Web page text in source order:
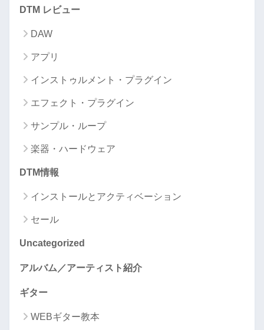
DTM レビュー
DAW
アプリ
インストゥルメント・プラグイン
エフェクト・プラグイン
サンプル・ループ
楽器・ハードウェア
DTM情報
インストールとアクティベーション
セール
Uncategorized
アルバム／アーティスト紹介
ギター
WEBギター教本